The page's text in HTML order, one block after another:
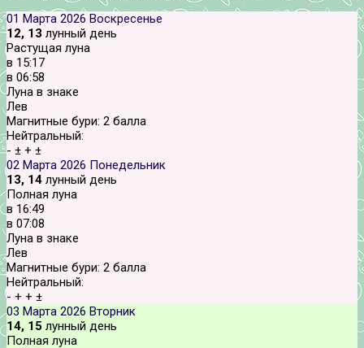
01 Марта 2026 Воскресенье
12, 13 лунный день
Растущая луна
в 15:17
в 06:58
Луна в знаке
Лев
Магнитные бури: 2 балла
Нейтральный:
- ± + ±
02 Марта 2026 Понедельник
13, 14 лунный день
Полная луна
в 16:49
в 07:08
Луна в знаке
Лев
Магнитные бури: 2 балла
Нейтральный:
- + + ±
03 Марта 2026 Вторник
14, 15 лунный день
Полная луна